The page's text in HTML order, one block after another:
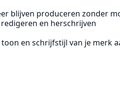
blijven produceren zonder
en herschrijven
toon en schrijfstijl van je merk